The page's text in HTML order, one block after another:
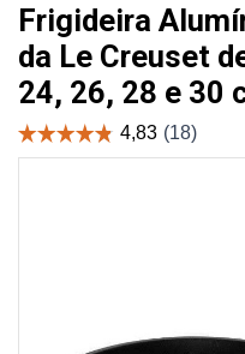
Frigideira
da Le Creuset
24, 26, 28 e 30